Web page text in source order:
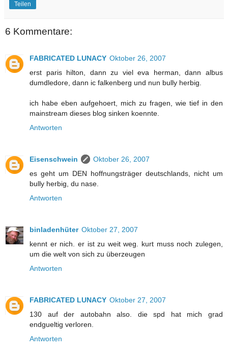
Teilen
6 Kommentare:
FABRICATED LUNACY Oktober 26, 2007
erst paris hilton, dann zu viel eva herman, dann albus
dumdledore, dann ic falkenberg und nun bully herbig.
ich habe eben aufgehoert, mich zu fragen, wie tief in den
mainstream dieses blog sinken koennte.
Antworten
Eisenschwein
Oktober 26, 2007
es geht um DEN hoffnungsträger deutschlands, nicht um
bully herbig, du nase.
Antworten
binladenhüter Oktober 27, 2007
kennt er nich. er ist zu weit weg. kurt muss noch zulegen,
um die welt von sich zu überzeugen
Antworten
FABRICATED LUNACY Oktober 27, 2007
130 auf der autobahn also. die spd hat mich grad
endgueltig verloren.
Antworten